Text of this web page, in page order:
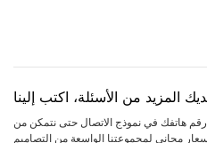
المزيد من الأسئلة، اكتب إلينا
هاتفك في نموذج الاتصال حتى نتمكن من